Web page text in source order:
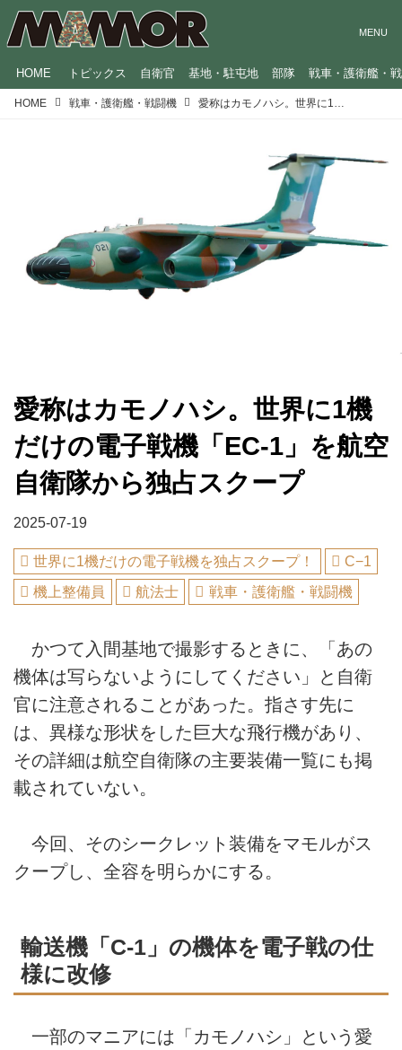
HOME トピックス 自衛官 基地・駐屯地 部隊 戦車・護衛艦・
HOME 戦車・護衛艦・戦闘機
愛称はカモノハシ。世界に1機
だけの電子戦機「EC-1」を航空
自衛隊から独占スクープ
2025-07-19
世界に1機だけの電子戦機を独占スクープ！
C−1
機上整備員
航法士 戦車・護衛艦・戦闘機
かつて入間基地で撮影するときに、「あの
機体は写らないようにしてください」と自衛
官に注意されることがあった。指さす先に
は、異様な形状をした巨大な飛行機があり、
その詳細は航空自衛隊の主要装備一覧にも掲
載されていない。
今回、そのシークレット装備をマモルがス
クープし、全容を明らかにする。
輸送機「C-1」の機体を電子戦の仕
様に改修
一部のマニアには「カモノハシ」という愛